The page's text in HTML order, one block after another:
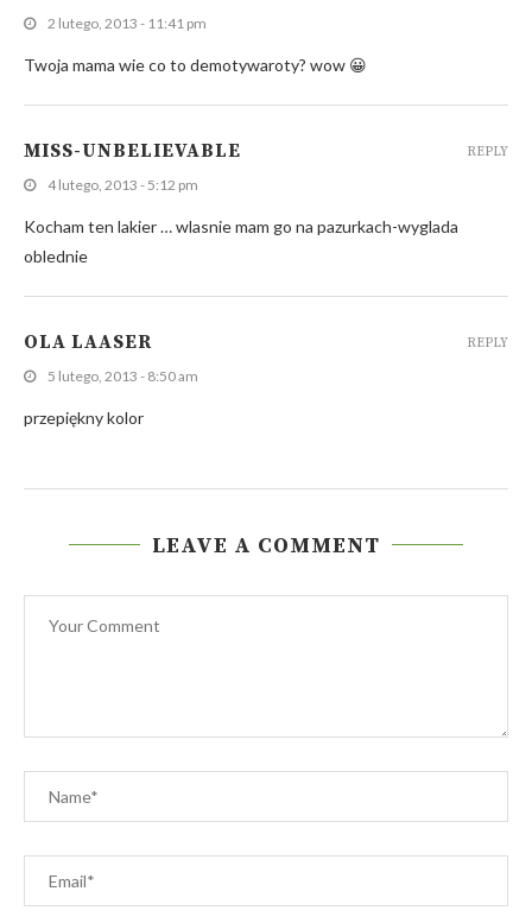
2 lutego, 2013 - 11:41 pm
Twoja mama wie co to demotywaroty? wow 😀
MISS-UNBELIEVABLE
4 lutego, 2013 - 5:12 pm
Kocham ten lakier … wlasnie mam go na pazurkach-wyglada
oblednie
REPLY
OLA LAASER
5 lutego, 2013 - 8:50 am
przepiękny kolor
REPLY
LEAVE A COMMENT